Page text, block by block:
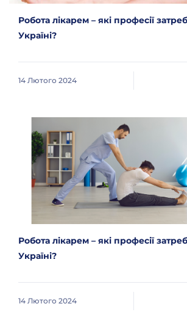
Робота лікарем – які професії
Україні?
14 Лютого 2024
Робота лікарем – які професії
Україні?
14 Лютого 2024